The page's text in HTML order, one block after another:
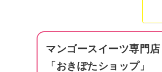
マンゴースイーツ専門店
「おきぽたショップ」